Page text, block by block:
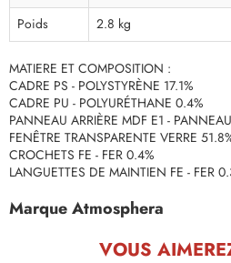
Poids
2.8 kg
MATIERE ET COMPOSITION :
CADRE PS - POLYSTYRÈNE 17.1%
CADRE PU - POLYURÉTHANE 0.4%
PANNEAU ARRIÈRE MDF E1 -
FENÊTRE TRANSPARENTE VERRE
CROCHETS FE - FER 0.4%
LANGUETTES DE MAINTIEN FE - FER
Marque Atmosphera
VOUS